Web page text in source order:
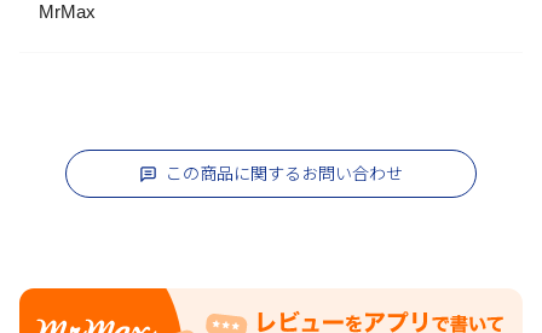
MrMax
この商品に関するお問い合わせ